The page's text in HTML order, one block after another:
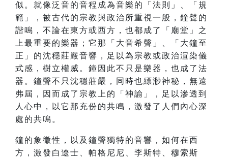
似。就像泛音的音程成為音樂的「法則」、「規
範」，被古代的宗教與政治所重視一般，鐘聲的
諧鳴，不論在東方或西方，也都成了「廟堂」之
上最重要的樂器；它那「大音希聲」、「大鐘至
正」的沈穩莊嚴音響，足以為宗教或政治渲染儀
式感，樹立權威。鐘因此不只是樂器，也成了法
器。鐘聲不只沈穩莊嚴，同時也縹渺神秘，無遠
弗屆，因而成了宗教上的「神諭」，足以滲透到
人心中，以它那充份的共鳴，激發了人們內心深
處的共鳴。
鐘的象徵性，以及鐘聲獨特的音響，如何在西
方，激發白遼士、帕格尼尼、李斯特、穆索斯